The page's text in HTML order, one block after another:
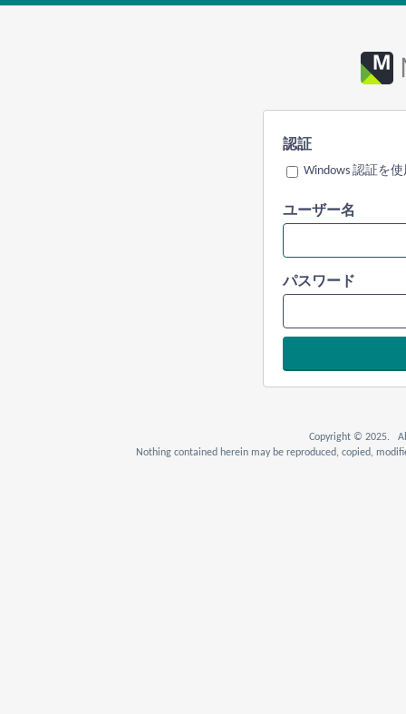
認証
Windows 認証を
ユーザー名
パスワード
Copyright © 2025. All
Nothing contained herein may be reproduced, copied,